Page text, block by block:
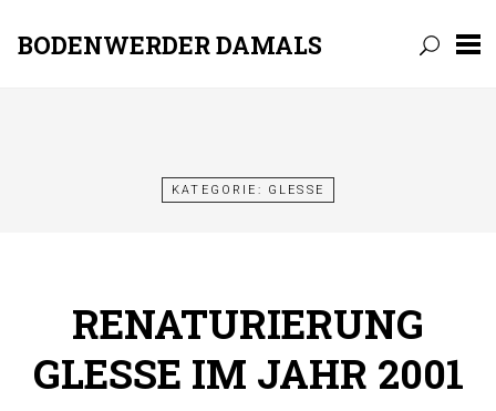
BODENWERDER DAMALS
KATEGORIE: GLESSE
RENATURIERUNG
GLESSE IM JAHR 2001